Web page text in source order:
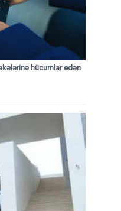
hücumlar edən